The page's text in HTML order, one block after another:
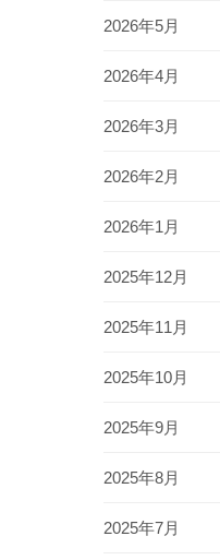
2026年5月
2026年4月
2026年3月
2026年2月
2026年1月
2025年12月
2025年11月
2025年10月
2025年9月
2025年8月
2025年7月